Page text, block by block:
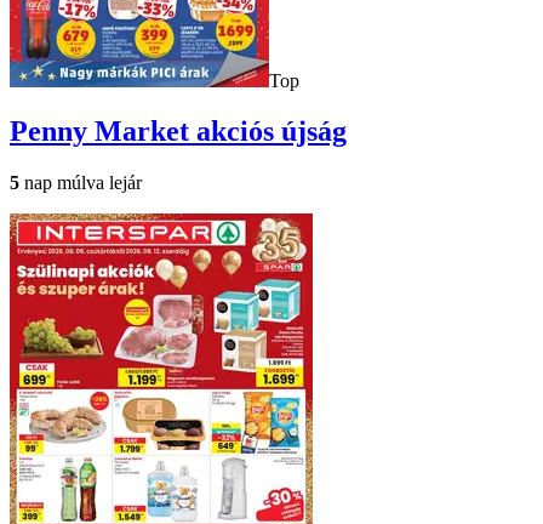
Top
Penny Market akciós újság
5 nap múlva lejár